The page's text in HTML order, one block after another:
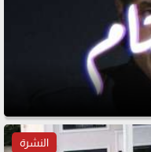
النشرة